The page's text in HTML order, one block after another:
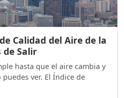
Calidad del Aire de la
de Salir
hasta que el aire cambia y
ver. El Índice de